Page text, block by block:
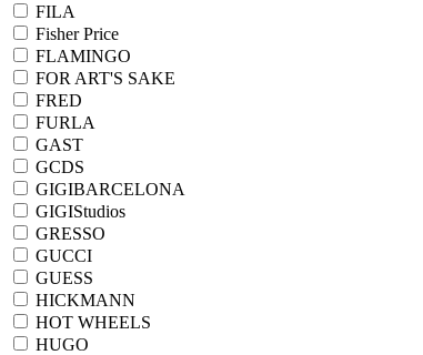
FILA
Fisher Price
FLAMINGO
FOR ART'S SAKE
FRED
FURLA
GAST
GCDS
GIGIBARCELONA
GIGIStudios
GRESSO
GUCCI
GUESS
HICKMANN
HOT WHEELS
HUGO